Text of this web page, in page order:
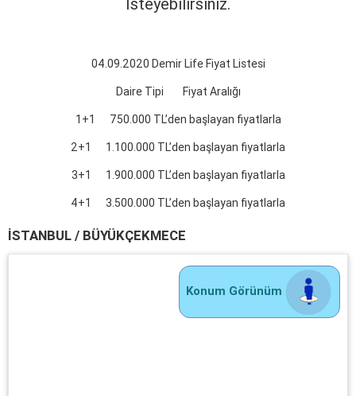
04.09.2020 Demir Life Fiyat Listesi
Daire Tipi Fiyat Aralığı
1+1 750.000 TL’den başlayan fiyatlarla
2+1 1.100.000 TL’den başlayan fiyatlarla
3+1 1.900.000 TL’den başlayan fiyatlarla
4+1 3.500.000 TL’den başlayan fiyatlarla
İSTANBUL / BÜYÜKÇEKMECE
Konum Görünüm